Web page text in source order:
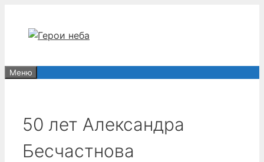
содержимому
Меню
50 лет Александра
Бесчастнова